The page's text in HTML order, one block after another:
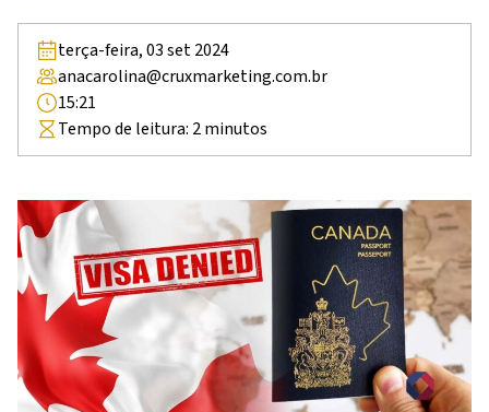
terça-feira, 03 set 2024
anacarolina@cruxmarketing.com.br
15:21
Tempo de leitura: 2minutos